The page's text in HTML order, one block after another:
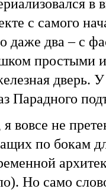
с самого
даже два – с
простыми и
дверь.
Парадного
я вовсе не
по бокам
Но само